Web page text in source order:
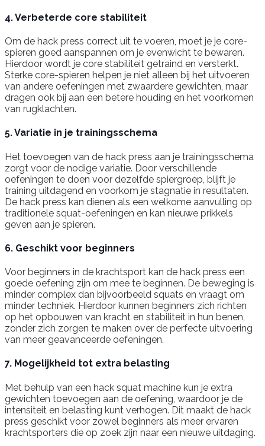
4. Verbeterde core stabiliteit
Om de hack press correct uit te voeren, moet je je core-
spieren goed aanspannen om je evenwicht te bewaren.
Hierdoor wordt je core stabiliteit getraind en versterkt.
Sterke core-spieren helpen je niet alleen bij het uitvoeren
van andere oefeningen met zwaardere gewichten, maar
dragen ook bij aan een betere houding en het voorkomen
van rugklachten.
5. Variatie in je trainingsschema
Het toevoegen van de hack press aan je trainingsschema
zorgt voor de nodige variatie. Door verschillende
oefeningen te doen voor dezelfde spiergroep, blijft je
training uitdagend en voorkom je stagnatie in resultaten.
De hack press kan dienen als een welkome aanvulling op
traditionele squat-oefeningen en kan nieuwe prikkels
geven aan je spieren.
6. Geschikt voor beginners
Voor beginners in de krachtsport kan de hack press een
goede oefening zijn om mee te beginnen. De beweging is
minder complex dan bijvoorbeeld squats en vraagt om
minder techniek. Hierdoor kunnen beginners zich richten
op het opbouwen van kracht en stabiliteit in hun benen,
zonder zich zorgen te maken over de perfecte uitvoering
van meer geavanceerde oefeningen.
7. Mogelijkheid tot extra belasting
Met behulp van een hack squat machine kun je extra
gewichten toevoegen aan de oefening, waardoor je de
intensiteit en belasting kunt verhogen. Dit maakt de hack
press geschikt voor zowel beginners als meer ervaren
krachtsporters die op zoek zijn naar een nieuwe uitdaging.